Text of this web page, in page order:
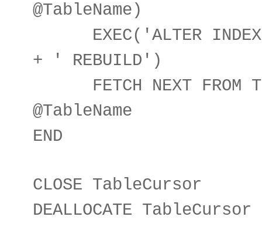
@TableName)
EXEC('ALTER INDEX
+ ' REBUILD')
FETCH NEXT FROM
@TableName
END
CLOSE TableCursor
DEALLOCATE TableCursor